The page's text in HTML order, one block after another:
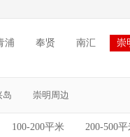
浦 奉贤 南汇 崇
岛 崇明周边
100-200平米 200-500